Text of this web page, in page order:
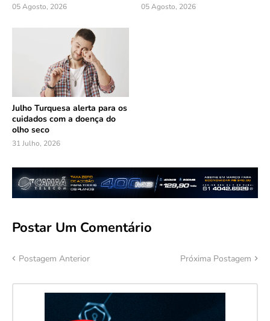
05 Agosto, 2026 05 Agosto, 2026
Julho Turquesa alerta para os
cuidados com a doença do
olho seco
31 Julho, 2026
Postar Um Comentário
Postagem Anterior Próxima Postagem